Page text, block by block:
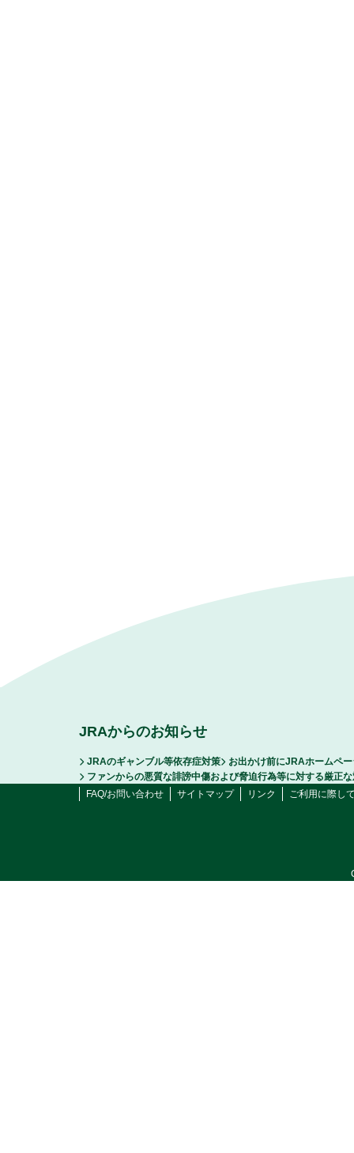
JRAからのお知らせ
JRAのギャンブル等依存症対策
お出かけ前にJRAホームペ
ファンからの悪質な誹謗中傷および脅迫行為等に対する厳正
FAQ/お問い合わせ
サイトマップ リンク ご利用に際し